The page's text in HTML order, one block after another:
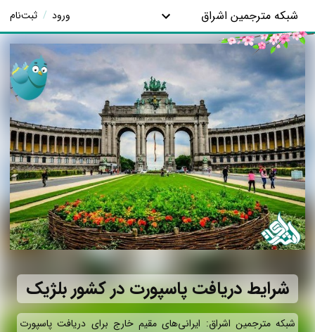
شبکه مترجمین اشراق ورود / ثبت‌نام
شرایط دریافت پاسپورت در کشور بلژیک
شبکه مترجمین اشراق: ایرانی‌های مقیم خارج برای دریافت پاسپورت